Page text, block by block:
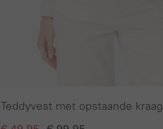
Teddyvest met opstaande kraag